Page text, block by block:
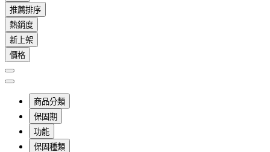
推薦排序
熱銷度
新上架
價格
商品分類
保固期
功能
保固種類